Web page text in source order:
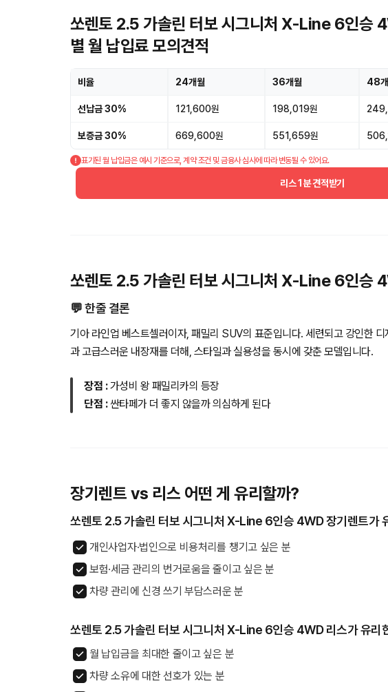
쏘렌토 2.5 가솔린 터보 시그니처 X-Line 6인승
별 월 납입료 모의견적
비율 24개월 36개월 48
선납금 30% 121,600원 198,019원
보증금 30% 669,600원 551,659원
표기된 월 납입금은 예시 기준으로, 계약 조건 및 금융사 심사에 따라 변동될 수 있어요.
리스 1분 견적받기
쏘렌토 2.5 가솔린 터보 시그니처 X-Line 6인승
💬 한줄 결론
기아 라인업 베스트셀러이자, 패밀리 SUV의 표준입니다. 세련되고 강인한
과 고급스러운 내장재를 더해, 스타일과 실용성을 동시에 갖춘 모델입니다.
장점 :가성비 왕 패밀리카의 등장
단점 :싼타페가 더 좋지 않을까 의심하게 된다
장기렌트 vs 리스 어떤 게 유리할까?
쏘렌토 2.5 가솔린 터보 시그니처 X-Line 6인승 4WD 장기렌트가
개인사업자·법인으로 비용처리를 챙기고 싶은 분
보험·세금 관리의 번거로움을 줄이고 싶은 분
차량 관리에 신경 쓰기 부담스러운 분
쏘렌토 2.5 가솔린 터보 시그니처 X-Line 6인승 4WD 리스가 유리
월 납입금을 최대한 줄이고 싶은 분
차량 소유에 대한 선호가 있는 분